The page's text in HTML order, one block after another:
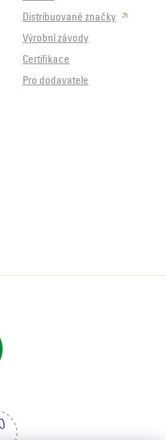
Distribuované značky
Výrobní závody
Certifikace
Pro dodavatele